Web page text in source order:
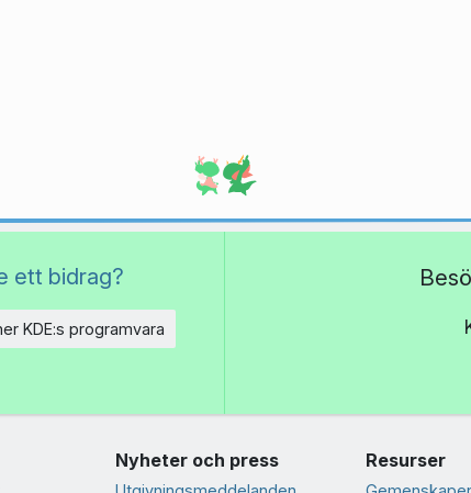
ett bidrag?
KDE:s programvara
Nyheter och press Resurser